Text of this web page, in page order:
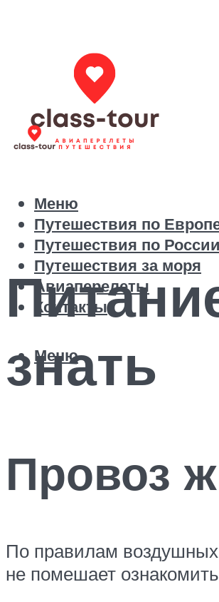
Путешествия по
Путешествия по России
Путешествия за моря
Авиаперелеты
Контакты
Меню
Меню
знать
Провоз
По правилам воздушных
не помешает